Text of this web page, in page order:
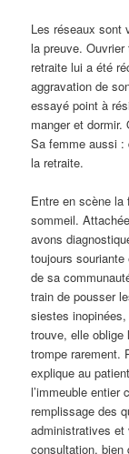
Les réseaux sont
la preuve.
retraite lui a été
aggravation de
essayé point à
manger et dormir.
Sa femme aussi :
la retraite.
Entre en scène la
sommeil.
avons
toujours
de sa
train de pousser
siestes
trouve, elle
trompe rarement.
explique au
l’immeuble entier
remplissage des
administratives et
consultation, bien